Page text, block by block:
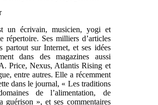
un écrivain, musicien, yogi et
répertoire. Ses milliers d’articles
partout sur Internet, et ses idées
dans des magazines aussi
Price, Nexus, Atlantis Rising et
entre autres. Elle a récemment
dans le journal, « Les traditions
de l’alimentation, de
guérison », et ses commentaires